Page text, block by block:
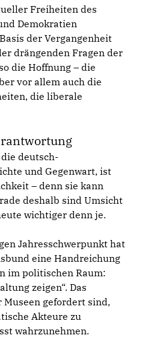
Freiheiten des
Demokratien
der Vergangenheit
drängenden Fragen der
die Hoffnung – die
vor allem auch die
die liberale
deutsch-
und Gegenwart, ist
– denn sie kann
deshalb sind Umsicht
wichtiger denn je.
Jahresschwerpunkt hat
eine Handreichung
im politischen Raum:
zeigen“. Das
gefordert sind,
Akteure zu
wahrzunehmen.